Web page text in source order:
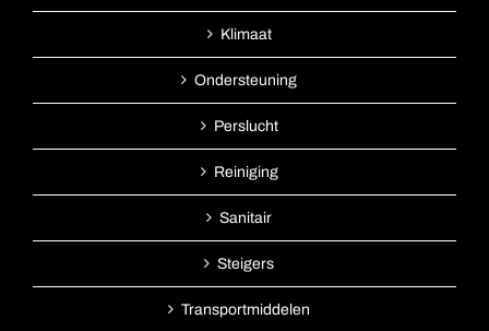
Klimaat
Ondersteuning
Perslucht
Reiniging
Sanitair
Steigers
Transportmiddelen